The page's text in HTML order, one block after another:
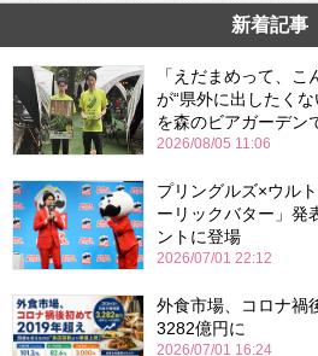
新着記事
「えだまめって、
が“県外に出したく
を森のビアガーデン
2026/08/05 11:06
プリングルズ×ウル
ーリックバター」
ントに登場
2026/07/01 22:12
外食市場、コロナ
3282億円に
2026/07/01 16:24